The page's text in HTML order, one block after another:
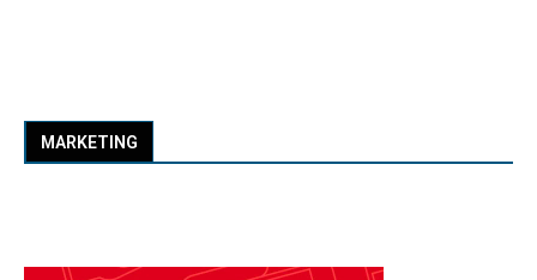
MARKETING